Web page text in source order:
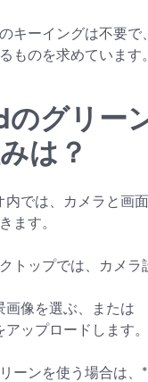
キーイングは不要
ものを求めています。
のグリー
は？
では、カメラと画
ます。
トップでは、カメラ
画像を選ぶ、または
ップロードします。
ーンを使う場合は